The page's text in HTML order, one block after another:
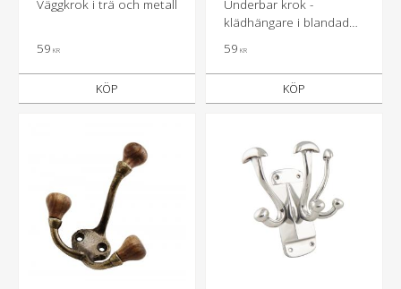
Väggkrok i trä och metall
59 KR
KÖP
Underbar krok -
klädhängare i blandade
mässing - krokar i metall
och trä
59 KR
KÖP